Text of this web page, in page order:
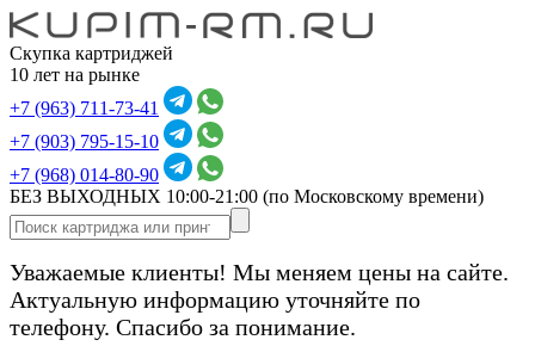
Скупка картриджей
10 лет на рынке
+7 (963) 711-73-41
+7 (903) 795-15-10
+7 (968) 014-80-90
БЕЗ ВЫХОДНЫХ 10:00-21:00 (по Московскому времени)
Уважаемые клиенты! Мы меняем цены на сайте.
Актуальную информацию уточняйте по
телефону. Спасибо за понимание.